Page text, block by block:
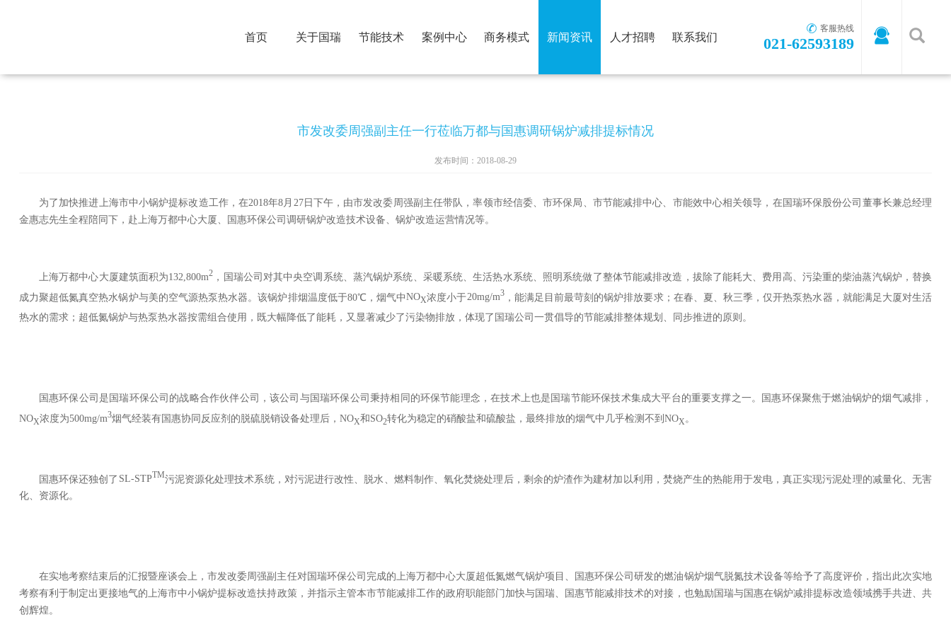
首页 关于国瑞 节能技术 案例中心 商务模式 新闻资讯 人才招聘 联系我们
客服热线
021-62593189
市发改委周强副主任一行莅临万都与国惠调研锅炉减排提标情况
发布时间：2018-08-29
为了加快推进上海市中小锅炉提标改造工作，在2018年8月 27日下午，由市发改委周强副主任带队，率领市经信委、市环保局、市节能减排中心、市能效中心相关领导，在国瑞环保股份公司董事长兼总经理
金惠志先生全程陪同下，赴上海万都中心大厦、国惠环保公司调研锅炉改造技术设备、锅炉改造运营情况等。
上海万都中心大厦建筑面积为132,800m2 ，国瑞公司对其中央空调系统、蒸汽锅炉系统、采暖系统、生活热水系统、照明系统做了整体节能减排改造，拔除了能耗大、费用高、污染重的柴油蒸汽锅炉，替换
成力聚超低氮真空热水锅炉与美的空气源热泵热水器。该锅炉排烟温度低于80℃，烟气中NOX浓度小于20mg/m3，能满足目前最苛刻的锅炉排放要求；在春、夏、秋三季，仅开热泵热水器，就能满足大厦对生活
热水的需求；超低氮锅炉与热泵热水器按需组合使用，既大幅降低了能耗，又显著减少了污染物排放，体现了国瑞公司一贯倡导的节能减排整体规划、同步推进的原则。
国惠环保公司是国瑞环保公司的战略合作伙伴公司，该公司与国瑞环保公司秉持相同的环保节能理念，在技术上也是国瑞节能环保技术集成大平台的重要支撑之一。国惠环保聚焦于燃油锅炉的烟气减排，
NOX浓度为500mg/m3烟气经装有国惠协同反应剂的脱硫脱销设备处理后， NOX和 SO2转化为稳定的硝酸盐和硫酸盐，最终排放的烟气中几乎检测不到 NOX 。
国惠环保还独创了 SL-STPTM污泥资源化处理技术系统，对污泥进行改性、脱水、燃料制作、氧化焚烧处理后，剩余的炉渣作为建材加以利用，焚烧产生的热能用于发电，真正实现污泥处理的减量化、无害
化、资源化。
在实地考察结束后的汇报暨座谈会上，市发改委周强副主任对国瑞环保公司完成的上海万都中心大厦超低氮燃气锅炉项目、国惠环保公司研发的燃油锅炉烟气脱氮技术设备等给予了高度评价，指出此次实地
考察有利于制定出更接地气的上海市中小锅炉提标改造扶持政策，并指示主管本市节能减排工作的政府职能部门加快与国瑞、国惠节能减排技术的对接，也勉励国瑞与国惠在锅炉减排提标改造领域携手共进、共
创辉煌。